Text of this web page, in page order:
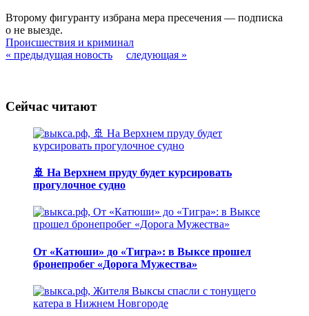
Второму фигуранту избрана мера пресечения — подписка
о не выезде.
Происшествия и криминал
« предыдущая новость
следующая »
Сейчас читают
🚢 На Верхнем пруду будет курсировать
прогулочное судно
От «Катюши» до «Тигра»: в Выксе прошел
бронепробег «Дорога Мужества»